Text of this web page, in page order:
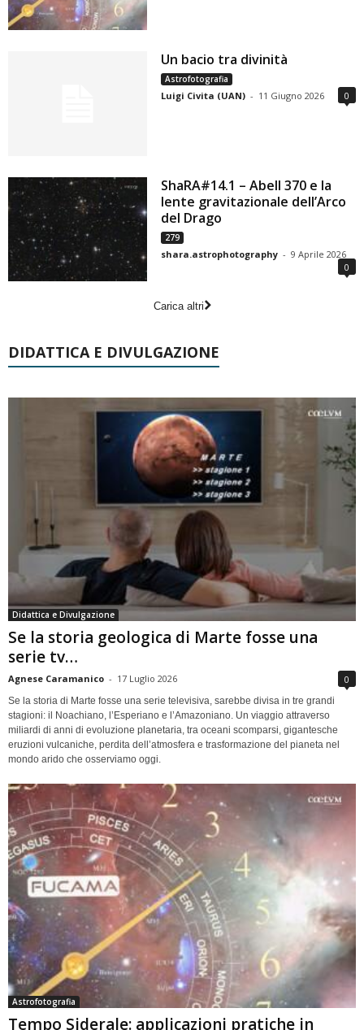
Un bacio tra divinità
Astrofotografia
Luigi Civita (UAN) - 11 Giugno 2026 0
ShaRA#14.1 – Abell 370 e la
lente gravitazionale dell’Arco
del Drago
279
shara.astrophotography - 9 Aprile 2026
0
Carica altri
DIDATTICA E DIVULGAZIONE
Didattica e Divulgazione
Se la storia geologica di Marte fosse una
serie tv…
Agnese Caramanico - 17 Luglio 2026 0
Se la storia di Marte fosse una serie televisiva, sarebbe divisa in tre grandi
stagioni: il Noachiano, l’Esperiano e l’Amazoniano. Un viaggio attraverso
miliardi di anni di evoluzione planetaria, tra oceani scomparsi, gigantesche
eruzioni vulcaniche, perdita dell’atmosfera e trasformazione del pianeta nel
mondo arido che osserviamo oggi.
Astrofotografia
Tempo Siderale: applicazioni pratiche in